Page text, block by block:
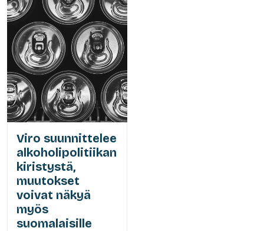
Viro suunnittelee
alkoholipolitiikan
kiristystä,
muutokset
voivat näkyä
myös
suomalaisille